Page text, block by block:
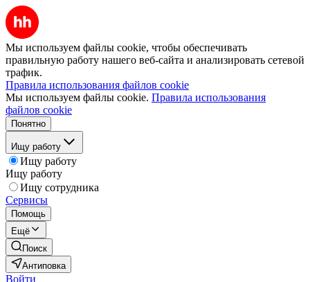
Мы используем файлы cookie, чтобы обеспечивать
правильную работу нашего веб-сайта и анализировать сетевой
трафик.
Правила использования файлов cookie
Мы используем файлы cookie. Правила использования
файлов cookie
Понятно
Ищу работу
Ищу работу
Ищу работу
Ищу сотрудника
Сервисы
Помощь
Ещё
Поиск
Антиповка
Войти